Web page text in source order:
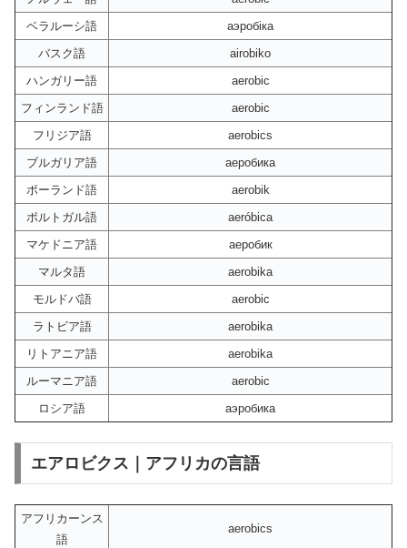
ベラルーシ語
аэробіка
バスク語
airobiko
ハンガリー語
aerobic
フィンランド語
aerobic
フリジア語
aerobics
ブルガリア語
аеробика
ポーランド語
aerobik
ポルトガル語
aeróbica
マケドニア語
аеробик
マルタ語
aerobika
モルドバ語
aerobic
ラトビア語
aerobika
リトアニア語
aerobika
ルーマニア語
aerobic
ロシア語
аэробика
エアロビクス｜アフリカの言語
アフリカーンス
語
aerobics